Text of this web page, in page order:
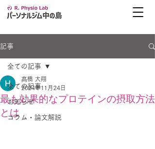
記事
全ての記事
お知らせ
コラム・論文解説
全ての記事
最も効果的なプロテインの摂取方法
とは
髙橋 大翔
2024年11月24日